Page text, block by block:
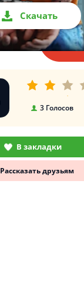
Скачать
3Голосов
В закладки
Рассказать друзьям